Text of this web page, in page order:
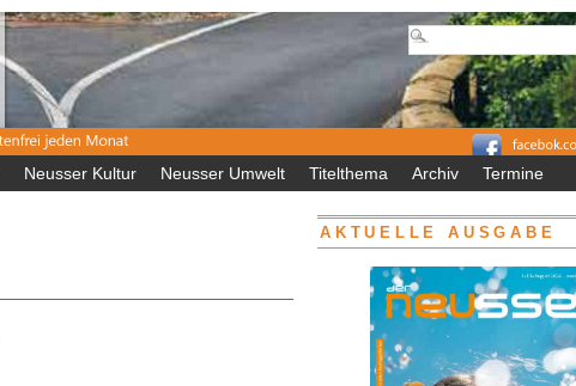
Neusser Kultur Neusser Umwelt Titelthema Archiv Termine
AKTUELLE AUSGABE